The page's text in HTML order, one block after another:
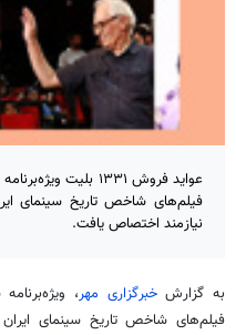
عواید فروش ۱۳۳۱
فیلم‌های شاخص تاریخ سینمای
نیازمند اختصاص یافت.
به گزارشخبرگزاری مهر،
فیلم‌های شاخص تاریخ سینمای